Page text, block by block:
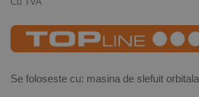
Se foloseste cu: masina de slefuit orbitala